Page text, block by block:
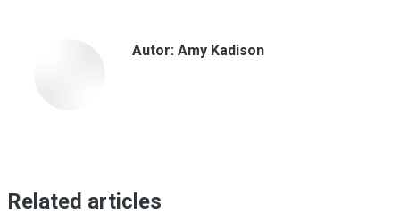
Autor: Amy Kadison
Related articles